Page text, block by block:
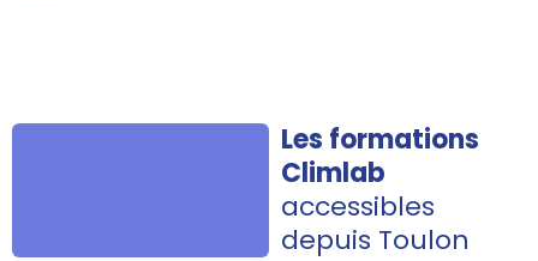
Les formations
Climlab
accessibles
depuis Toulon